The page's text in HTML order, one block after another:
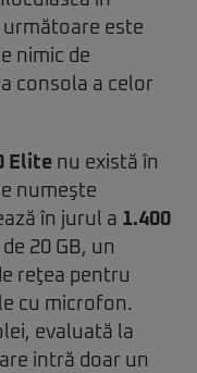
este
nimic de
consola a celor
Elite nu există în
numeşte
în jurul a 1.400
20 GB, un
reţea pentru
cu microfon.
evaluată la
intră doar un